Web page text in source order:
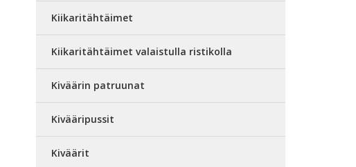
Kiikaritähtäimet
Kiikaritähtäimet valaistulla ristikolla
Kiväärin patruunat
Kivääripussit
Kiväärit